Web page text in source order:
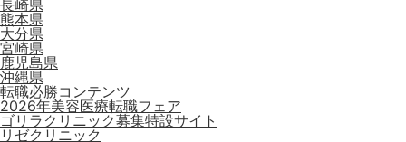
長崎県
熊本県
大分県
宮崎県
鹿児島県
沖縄県
転職必勝コンテンツ
2026年美容医療転職フェア
ゴリラクリニック募集特設サイト
リゼクリニック